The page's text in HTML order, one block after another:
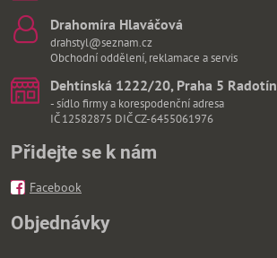
Drahomíra Hlaváčová
drahstyl@seznam.cz
Obchodní oddělení, reklamace a servis
Dehtínská 1222/20, Praha 5 Radotín
- sídlo firmy a korespodenční adresa
IČ 12582875 DIČ CZ-6455061976
Přidejte se k nám
Facebook
Objednávky